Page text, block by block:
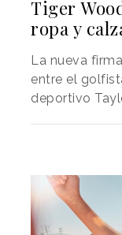
Tiger
ropa y
La nueva
entre el
deportivo